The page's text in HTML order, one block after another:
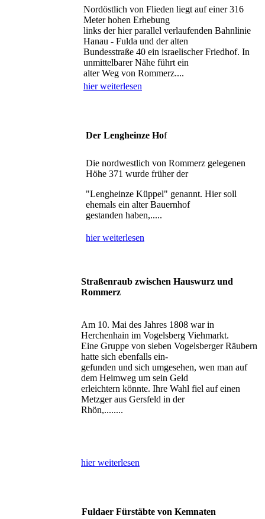
Nordöstlich von Flieden liegt auf einer 316
Meter hohen Erhebung
links der hier parallel verlaufenden Bahnlinie
Hanau - Fulda und der alten
Bundesstraße 40 ein israelischer Friedhof. In
unmittelbarer Nähe führt ein
alter Weg von Rommerz....
hier weiterlesen
Der Lengheinze Hof
Die nordwestlich von Rommerz gelegenen
Höhe 371 wurde früher der
"Lengheinze Küppel" genannt. Hier soll
ehemals ein alter Bauernhof
gestanden haben,.....
hier weiterlesen
Straßenraub zwischen Hauswurz und
Rommerz
Am 10. Mai des Jahres 1808 war in
Herchenhain im Vogelsberg Viehmarkt.
Eine Gruppe von sieben Vogelsberger Räubern
hatte sich ebenfalls ein-
gefunden und sich umgesehen, wen man auf
dem Heimweg um sein Geld
erleichtern könnte. Ihre Wahl fiel auf einen
Metzger aus Gersfeld in der
Rhön,........
hier weiterlesen
Fuldaer Fürstäbte von Kemnaten